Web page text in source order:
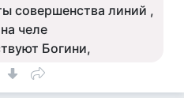
совершенства линий ,
челе
Богини,